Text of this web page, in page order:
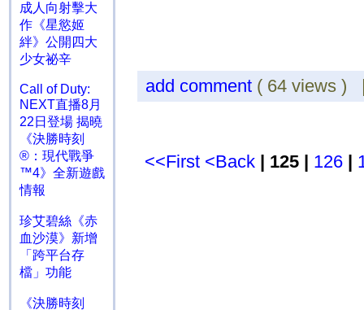
成人向射擊大
作《星慾姬
絆》公開四大
少女祕辛
Call of Duty:
NEXT直播8月
22日登場 揭曉
《決勝時刻
®：現代戰爭
™4》全新遊戲
情報
珍艾碧絲《赤
血沙漠》新增
「跨平台存
檔」功能
《決勝時刻
add comment ( 64 views
<<First <Back | 125 | 126|